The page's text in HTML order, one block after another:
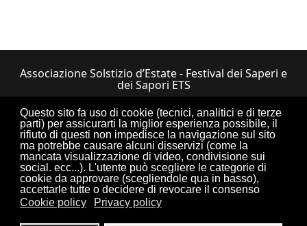
Questo sito fa uso di cookie (tecnici, analitici e di terze
parti) per assicurarti la miglior esperienza possibile, il
rifiuto di questi non impedisce la navigazione sul sito
ma potrebbe causare alcuni disservizi (come la
mancata visualizzazione di video, condivisione sui
social. ecc...). L'utente può scegliere le categorie di
cookie da approvare (scegliendole qua in basso),
accettarle tutte o decidere di revocare il consenso
Cookie policy
Privacy policy
Associazione Solstizio d’Estate - Festival dei Saperi e
dei Sapori ETS
Via Lupiano, 7 - 12050 Bosia (CN) • Tel.
0173.33.525•CF: 90034550047
Torna su